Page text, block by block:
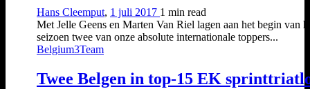
Hans Cleemput, 1 juli 2017 1 min read
Met Jelle Geens en Marten Van Riel lagen aan het begin van
seizoen twee van onze absolute internationale toppers...
Belgium3Team
Twee Belgen in top-15 EK